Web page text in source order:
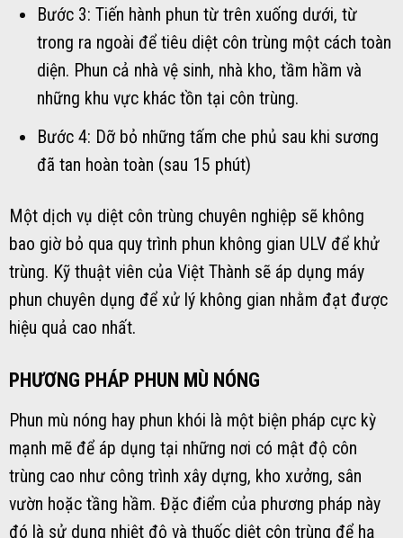
Bước 3: Tiến hành phun từ trên xuống dưới, từ
trong ra ngoài để tiêu diệt côn trùng một cách toàn
diện. Phun cả nhà vệ sinh, nhà kho, tầm hầm và
những khu vực khác tồn tại côn trùng.
Bước 4: Dỡ bỏ những tấm che phủ sau khi sương
đã tan hoàn toàn (sau 15 phút)
Một dịch vụ diệt côn trùng chuyên nghiệp sẽ không
bao giờ bỏ qua quy trình phun không gian ULV để khử
trùng. Kỹ thuật viên của Việt Thành sẽ áp dụng máy
phun chuyên dụng để xử lý không gian nhằm đạt được
hiệu quả cao nhất.
PHƯƠNG PHÁP PHUN MÙ NÓNG
Phun mù nóng hay phun khói là một biện pháp cực kỳ
mạnh mẽ để áp dụng tại những nơi có mật độ côn
trùng cao như công trình xây dựng, kho xưởng, sân
vườn hoặc tầng hầm. Đặc điểm của phương pháp này
đó là sử dụng nhiệt độ và thuốc diệt côn trùng để hạ